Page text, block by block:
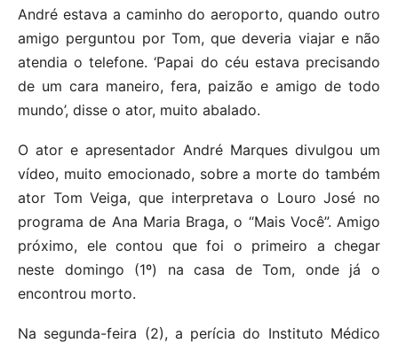
André estava a caminho do aeroporto, quando outro
amigo perguntou por Tom, que deveria viajar e não
atendia o telefone. ‘Papai do céu estava precisando
de um cara maneiro, fera, paizão e amigo de todo
mundo’, disse o ator, muito abalado.
O ator e apresentador André Marques divulgou um
vídeo, muito emocionado, sobre a morte do também
ator Tom Veiga, que interpretava o Louro José no
programa de Ana Maria Braga, o “Mais Você”. Amigo
próximo, ele contou que foi o primeiro a chegar
neste domingo (1º) na casa de Tom, onde já o
encontrou morto.
Na segunda-feira (2), a perícia do Instituto Médico